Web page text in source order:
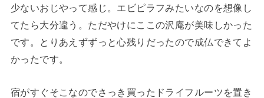
少ないおじやって感じ。エビピラフみたいなのを想像し
てたら大分違う。ただやけにここの沢庵が美味しかった
です。とりあえずずっと心残りだったので成仏できてよ
かったです。
宿がすぐそこなのでさっき買ったドライフルーツを置き